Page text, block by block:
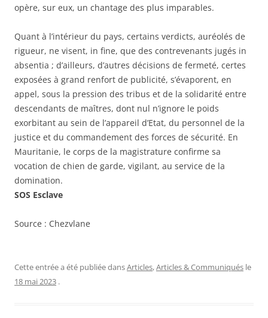
opère, sur eux, un chantage des plus imparables.
Quant à l’intérieur du pays, certains verdicts, auréolés de
rigueur, ne visent, in fine, que des contrevenants jugés in
absentia ; d’ailleurs, d’autres décisions de fermeté, certes
exposées à grand renfort de publicité, s’évaporent, en
appel, sous la pression des tribus et de la solidarité entre
descendants de maîtres, dont nul n’ignore le poids
exorbitant au sein de l’appareil d’Etat, du personnel de la
justice et du commandement des forces de sécurité. En
Mauritanie, le corps de la magistrature confirme sa
vocation de chien de garde, vigilant, au service de la
domination.
SOS Esclave
Source : Chezvlane
Cette entrée a été publiée dansArticles,Articles & Communiqués le
18 mai 2023 .